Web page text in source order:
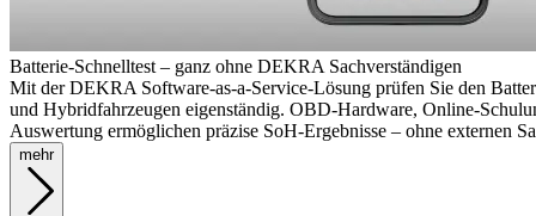
Batterie-Schnelltest – ganz ohne DEKRA Sachverständigen
Mit der DEKRA Software-as-a-Service-Lösung prüfen Sie den
und Hybridfahrzeugen eigenständig. OBD-Hardware, Online-
Auswertung ermöglichen präzise SoH-Ergebnisse – ohne externen
mehr